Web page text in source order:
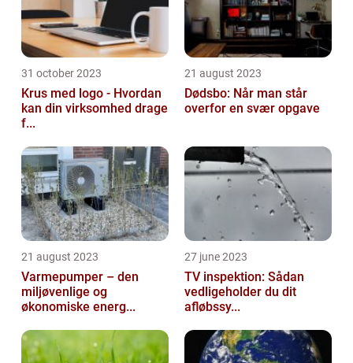
31 october 2023
Krus med logo - Hvordan
kan din virksomhed drage
f...
21 august 2023
Dødsbo: Når man står
overfor en svær opgave
21 august 2023
Varmepumper – den
miljøvenlige og
økonomiske energ...
27 june 2023
TV inspektion: Sådan
vedligeholder du dit
afløbssy...